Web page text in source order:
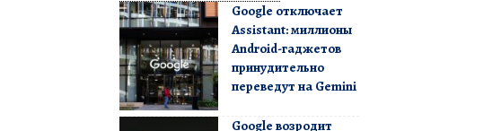
Google отключает
Assistant: миллионы
Android-гаджетов
принудительно
переведут на Gemini
Google возродит